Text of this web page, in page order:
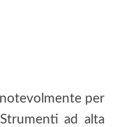
per
ad alta